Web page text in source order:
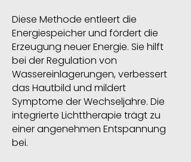
Diese Methode entleert die
Energiespeicher und fördert die
Erzeugung neuer Energie. Sie hilft
bei der Regulation von
Wassereinlagerungen, verbessert
das Hautbild und mildert
Symptome der Wechseljahre. Die
integrierte Lichttherapie trägt zu
einer angenehmen Entspannung
bei.